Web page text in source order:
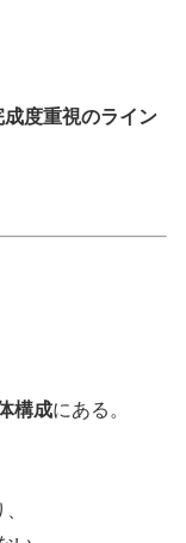
度重視のライン
構成にある。